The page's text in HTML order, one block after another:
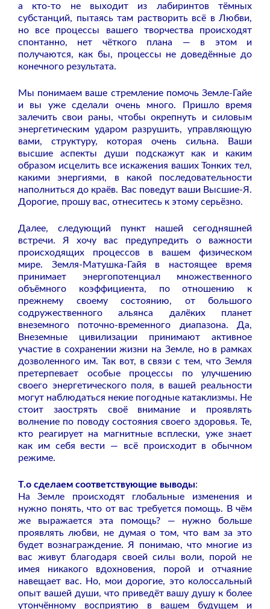
а кто-то не выходит из лабиринтов тёмных
субстанций, пытаясь там растворить всё в Любви,
но все процессы вашего творчества происходят
спонтанно, нет чёткого плана — в этом и
получаются, как бы, процессы не доведённые до
конечного результата.
Мы понимаем ваше стремление помочь Земле-Гайе
и вы уже сделали очень много. Пришло время
залечить свои раны, чтобы окрепнуть и силовым
энергетическим ударом разрушить, управляющую
вами, структуру, которая очень сильна. Ваши
высшие аспекты души подскажут как и каким
образом исцелить все искажения ваших Тонких тел,
какими энергиями, в какой последовательности
наполниться до краёв. Вас поведут ваши Высшие-Я.
Дорогие, прошу вас, отнеситесь к этому серьёзно.
Далее, следующий пункт нашей сегодняшней
встречи. Я хочу вас предупредить о важности
происходящих процессов в вашем физическом
мире. Земля-Матушка-Гайя в настоящее время
принимает энергопотенциал множественного
объёмного коэффициента, по отношению к
прежнему своему состоянию, от большого
содружественного альянса далёких планет
внеземного поточно-временного диапазона. Да,
Внеземные цивилизации принимают активное
участие в сохранении жизни на Земле, но в рамках
дозволенного им. Так вот, в связи с тем, что Земля
претерпевает особые процессы по улучшению
своего энергетического поля, в вашей реальности
могут наблюдаться некие погодные катаклизмы. Не
стоит заострять своё внимание и проявлять
волнение по поводу состояния своего здоровья. Те,
кто реагирует на магнитные всплески, уже знает
как им себя вести — всё происходит в обычном
режиме.
Т.о сделаем соответствующие выводы:
На Земле происходят глобальные изменения и
нужно понять, что от вас требуется помощь. В чём
же выражается эта помощь? — нужно больше
проявлять любви, не думая о том, что вам за это
будет вознаграждение. Я понимаю, что многие из
вас живут благодаря своей силы воли, порой не
имея никакого вдохновения, порой и отчаяние
навещает вас. Но, мои дорогие, это колоссальный
опыт вашей души, что приведёт вашу душу к более
утончённому восприятию в вашем будущем и